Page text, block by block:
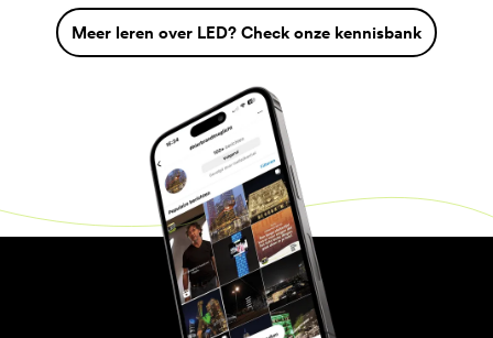
Meer leren over LED? Check onze kennisbank